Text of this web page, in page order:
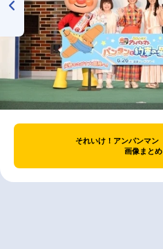
それいけ！アンパンマ
画像まと